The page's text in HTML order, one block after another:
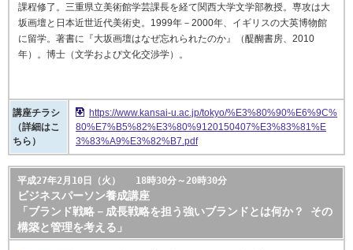
課程修了。三重県立美術館学芸課長を経て関西大学文学部教授。専攻は大
坂画壇と日本近世近代美術史。1999年－2000年、イギリスの大英博物館
に留学。著書に『大坂画壇はなぜ忘れられたのか』（醍醐書房、2010
年）。博士（文学および文化交渉学）。
講座チラシ
（詳細はこ
ちら）
https://www.kansai-u.ac.jp/tokyo/%E3%80%90%E6%9C%
80%E7%B5%82%E3%80%9120150407%E3%83%81%E
3%83%A9%E3%82%B7.pdf
平成27年2月10日（火） 18時30分～20時30分
ビジネスパーソン養成講座
「ブランド戦略－成長戦略を担う強いブランドとは何か？ その
構築と管理を考える」